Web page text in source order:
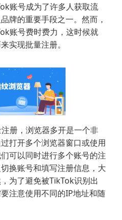
账号成为了许多人获取流
牌的重要手段之一。然而，
账号费时费力，这时候就
实现批量注册。
册，浏览器多开是一个非
打开多个浏览器窗口或使用
可以同时进行多个账号的注
换账号和填写注册信息，大
为了避免被TikTok识别出
注意使用不同的IP地址和随